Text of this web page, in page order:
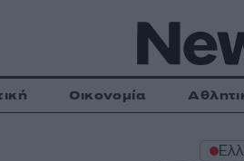
Οικονομία